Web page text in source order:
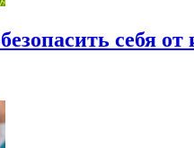
себя